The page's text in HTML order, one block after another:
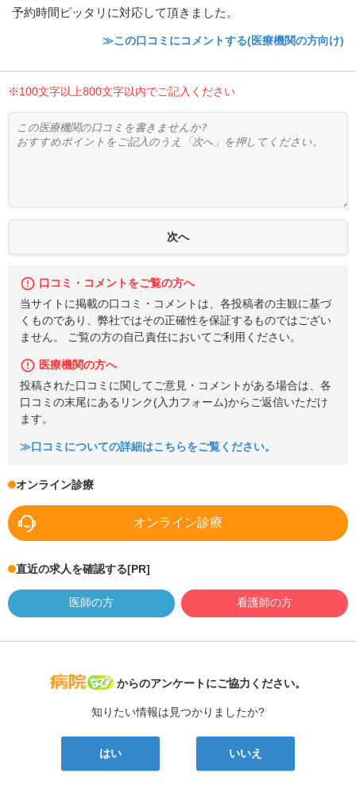
予約時間ピッタリに対応して頂きました。
≫この口コミにコメントする(医療機関の方向け)
※100文字以上800文字以内でご記入ください
口コミ・コメントをご覧の方へ
当サイトに掲載の口コミ・コメントは、各投稿者の主観に基づ
くものであり、弊社ではその正確性を保証するものではござい
ません。 ご覧の方の自己責任においてご利用ください。
医療機関の方へ
投稿された口コミに関してご意見・コメントがある場合は、各
口コミの末尾にあるリンク(入力フォーム)からご返信いただけ
ます。
≫口コミについての詳細はこちらをご覧ください。
オンライン診療
オンライン診療
直近の求人を確認する[PR]
医師の方 看護師の方
病院なび
からのアンケートにご協力ください。
知りたい情報は見つかりましたか?
はい いいえ